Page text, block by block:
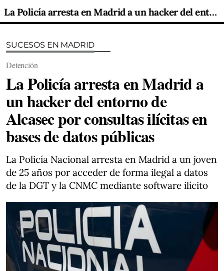
La Policía arresta en Madrid a un hacker del entorno de Alcasec por consultas ilícitas en bases de datos públicas
SUCESOS EN MADRID
Detención
La Policía arresta en Madrid a
un hacker del entorno de
Alcasec por consultas ilícitas en
bases de datos públicas
La Policía Nacional arresta en Madrid a un joven
de 25 años por acceder de forma ilegal a datos
de la DGT y la CNMC mediante software ilícito